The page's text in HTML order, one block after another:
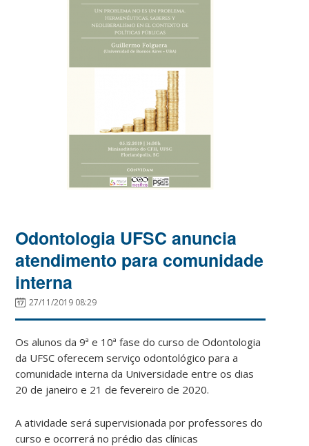
Odontologia UFSC anuncia
atendimento para comunidade
interna
27/11/2019 08:29
Os alunos da 9ª e 10ª fase do curso de Odontologia
da UFSC oferecem serviço odontológico para a
comunidade interna da Universidade entre os dias
20 de janeiro e 21 de fevereiro de 2020.
A atividade será supervisionada por professores do
curso e ocorrerá no prédio das clínicas